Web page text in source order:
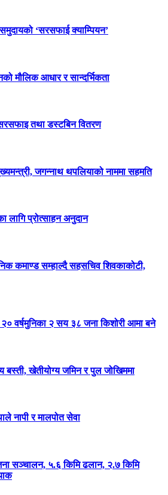
‘सरसफाई क्याम्पियन’
मौलिक आधार र सान्दर्भिकता
तथा डस्टबिन वितरण
जगन्नाथ थपलियाको नाममा सहमति
लागि प्रोत्साहन अनुदान
कमाण्ड सम्हाल्दै सहसचिव शिवकाकोटी,
२० वर्षमुनिका २ सय ३८ जना किशोरी आमा बने
बस्ती, खेतीयोग्य जमिन र पुल जोखिममा
नापी र मालपोत सेवा
सञ्चालन, ५.६ किमि ढलान, २.७ किमि